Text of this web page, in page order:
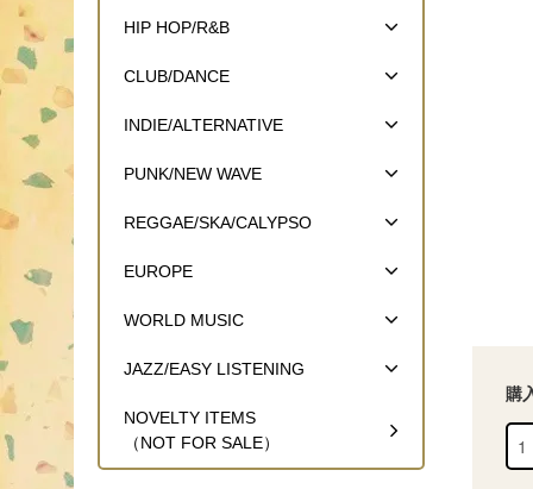
購
HIP HOP/R&B
CLUB/DANCE
INDIE/ALTERNATIVE
PUNK/NEW WAVE
REGGAE/SKA/CALYPSO
EUROPE
WORLD MUSIC
JAZZ/EASY LISTENING
NOVELTY ITEMS
（NOT FOR SALE）